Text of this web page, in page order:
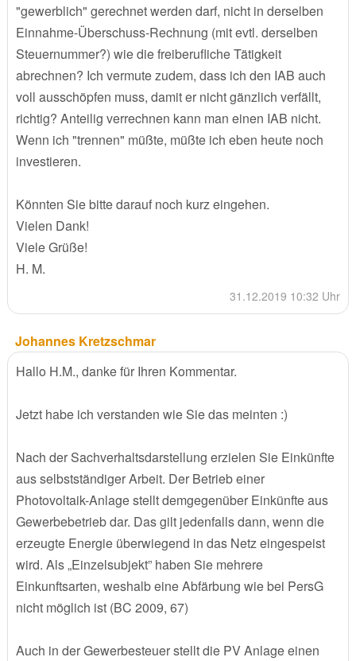
"gewerblich" gerechnet werden darf, nicht in derselben
Einnahme-Überschuss-Rechnung (mit evtl. derselben
Steuernummer?) wie die freiberufliche Tätigkeit
abrechnen? Ich vermute zudem, dass ich den IAB auch
voll ausschöpfen muss, damit er nicht gänzlich verfällt,
richtig? Anteilig verrechnen kann man einen IAB nicht.
Wenn ich "trennen" müßte, müßte ich eben heute noch
investieren.
Könnten Sie bitte darauf noch kurz eingehen.
Vielen Dank!
Viele Grüße!
H. M.
31.12.2019 10:32 Uhr
Johannes Kretzschmar
Hallo H.M., danke für Ihren Kommentar.
Jetzt habe ich verstanden wie Sie das meinten :)
Nach der Sachverhaltsdarstellung erzielen Sie Einkünfte
aus selbstständiger Arbeit. Der Betrieb einer
Photovoltaik-Anlage stellt demgegenüber Einkünfte aus
Gewerbebetrieb dar. Das gilt jedenfalls dann, wenn die
erzeugte Energie überwiegend in das Netz eingespeist
wird. Als „Einzelsubjekt” haben Sie mehrere
Einkunftsarten, weshalb eine Abfärbung wie bei PersG
nicht möglich ist (BC 2009, 67)
Auch in der Gewerbesteuer stellt die PV Anlage einen